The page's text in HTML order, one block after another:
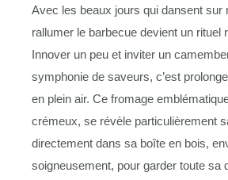
Avec les beaux jours qui dansent sur
rallumer le barbecue devient un rituel
Innover un peu et inviter un
symphonie de saveurs, c’est
en plein air. Ce fromage
crémeux, se révèle particulièrement
directement dans sa boîte en bois,
soigneusement, pour garder toute sa